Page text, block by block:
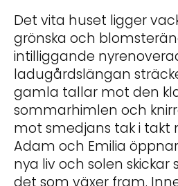
Det vita huset ligger
grönska och
intilliggande
ladugårdslängan
gamla tallar mot den
sommarhimlen och
mot smedjans tak i takt
Adam och Emilia
nya liv och solen skickar